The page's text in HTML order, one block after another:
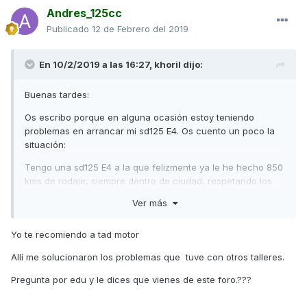
Andres_125cc
Publicado 12 de Febrero del 2019
En 10/2/2019 a las 16:27, khoril dijo:
Buenas tardes:
Os escribo porque en alguna ocasión estoy teniendo
problemas en arrancar mi sd125 E4. Os cuento un poco la
situación:
Tengo una sd125 E4 a la que felizmente ya le he hecho 850
kms de rodaje, siempre dentro de ciudad, respetando los
me marque la segunda raya de temperatura del moto.
No obstante, en los últimos días, con el frío que está
cochera), en alguna ocasión al ir a arrancar la moto
un golpe seco (tipo CLAC). Al momento dejo de pulsar el
Ver más
Yo te recomiendo a tad motor
Allí me solucionaron los problemas que tuve con otros talleres.
Pregunta por edu y le dices que vienes de este foro.???